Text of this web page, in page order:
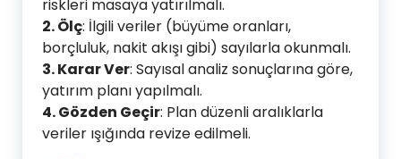
riskleri masaya yatırılmalı.
2. Ölç: İlgili veriler (büyüme oranları,
borçluluk, nakit akışı gibi) sayılarla okunmalı.
3. Karar Ver: Sayısal analiz sonuçlarına göre,
yatırım planı yapılmalı.
4. Gözden Geçir: Plan düzenli aralıklarla
veriler ışığında revize edilmeli.